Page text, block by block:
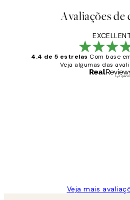
Avaliações de
4.4 de 5 estrelas Com base
Veja algumas das
Veja mais